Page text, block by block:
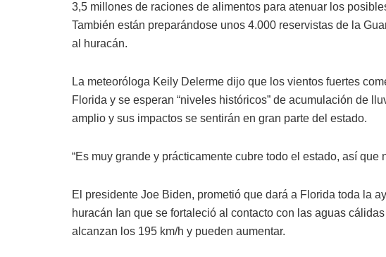
3,5 millones de raciones de alimentos para atenuar los
También están preparándose unos 4.000 reservistas de la
al huracán.
La meteoróloga Keily Delerme dijo que los vientos fuertes
Florida y se esperan “niveles históricos” de acumulación de
amplio y sus impactos se sentirán en gran parte del estado.
“Es muy grande y prácticamente cubre todo el estado, así que
El presidente Joe Biden, prometió que dará a Florida toda la
huracán Ian que se fortaleció al contacto con las aguas
alcanzan los 195 km/h y pueden aumentar.